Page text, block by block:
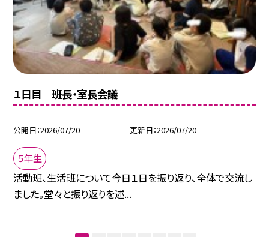
１日目 班長・室長会議
公開日 2026/07/20 更新日 2026/07/20
５年生
活動班、生活班について今日１日を振り返り、全体で交流し
ました。堂々と振り返りを述...